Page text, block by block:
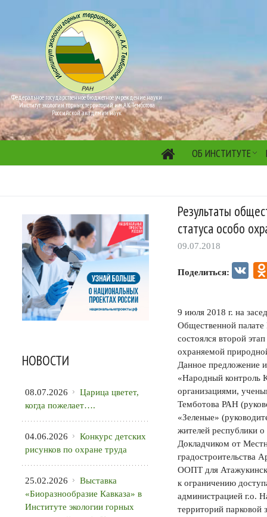
Федеральное государственное бюджетное учреждение науки
Институт экологии горных территорий им. А.К. Темботова
Российской академии наук
ОБ ИНСТИТУТЕ
Результаты
статуса особо
09.07.2018
Поделиться: VK
9 июля 2018 г. на
Общественной палате
состоялся второй
охраняемой
Данное предложение
«Народный контроль
организациями,
Темботова РАН
«Зеленые»
жителей республики
Докладчиком от
градостроительства
ООПТ для
к ограничению
администрацией г.о.
территорий парковой
НОВОСТИ
08.07.2026
Царица цветет,
когда пожелает….
04.06.2026
Конкурс детских
рисунков по охране труда
25.02.2026
Выставка
«Биоразнообразие Кавказа» в
Институте экологии горных